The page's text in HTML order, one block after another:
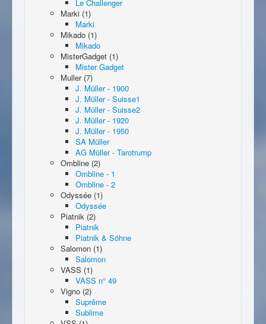
Le Challenger
Marki (1)
Marki
Mikado (1)
Mikado
MisterGadget (1)
Mister Gadget
Muller (7)
J. Müller - 1900
J. Müller - Suisse1
J. Müller - Suisse2
J. Müller - 1920
J. Müller - 1950
SA Müller
AG Müller - Tarotrump
Ombline (2)
Ombline - 1
Ombline - 2
Odyssée (1)
Odyssée
Piatnik (2)
Piatnik
Piatnik & Söhne
Salomon (1)
Salomon
VASS (1)
VASS n° 49
Vigno (2)
Suprême
Sublime